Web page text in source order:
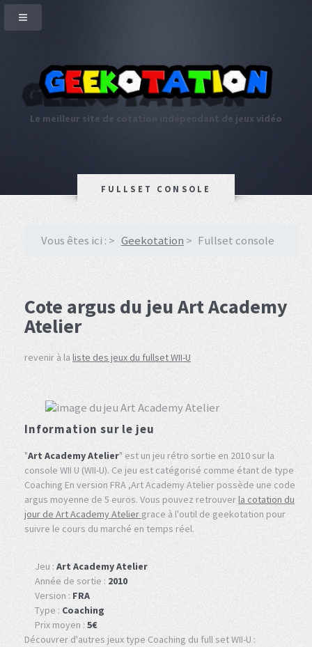
Le meilleur site de cotation indépendant de jeux vidéo
FULLSET CONSOLE
Vous êtes ici : Geekotation Fullset console
Cote argus du jeu Art Academy
Atelier
revenir à la liste des jeux du fullset WII-U
Information sur le jeu
"Art Academy Atelier" est un jeu rétro sortie en 2010 sur la
console WII U (WII-U). Ce jeu est catégorisé comme étant de type
Coaching En version FRA ,Art Academy Atelier possède une code
argus moyenne de 5 euros. Vous pouvez retrouverla cotation du
jour de Art Academy Atelier grace à l'outil de geekotation pour
suivre le cours du marché en temps réel.
Jeu : Art Academy Atelier
Année de sortie : 2010
Version : FRA
Type : Coaching
Prix moyen : 5€
Découvrer d'autres jeux type Coaching du full set WII-U :